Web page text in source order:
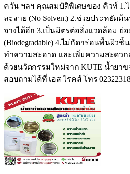
ควัน ฯลฯ คุณสมบัติพิเศษของ คิวท์ 1.
ละลาย (No Solvent) 2.ช่วยประหยัดต้
จางได้อีก 3.เป็นมิตรต่อสิ่งแวดล้อม ย่
(Biodegradable) 4.ไม่กัดกร่อนพื้นผิวชิ้
ทำความสะอาด และเพิ่มความสะดว
ด้วยนวัตกรรมใหม่จาก KUTE น้ำยา
สอบถามได้ที่ เอส ไรคส์ โทร